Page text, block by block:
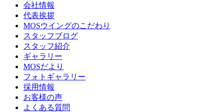
会社情報
代表挨拶
MOSウイングのこだわり
スタッフブログ
スタッフ紹介
ギャラリー
MOSだより
フォトギャラリー
採用情報
お客様の声
よくある質問